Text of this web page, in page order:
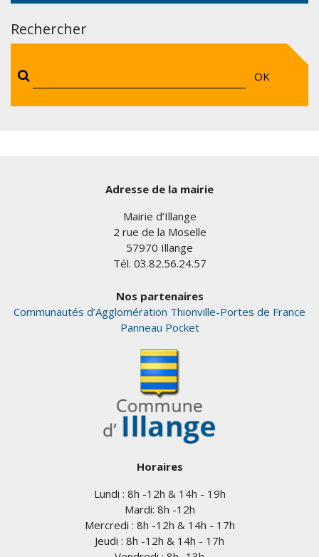
Rechercher
OK
Adresse de la mairie
Mairie d’Illange
2 rue de la Moselle
57970 Illange
Tél. 03.82.56.24.57
Nos partenaires
Communautés d’Agglomération Thionville-Portes de France
Panneau Pocket
Horaires
Lundi : 8h -12h & 14h - 19h
Mardi: 8h -12h
Mercredi : 8h -12h & 14h - 17h
Jeudi : 8h -12h & 14h - 17h